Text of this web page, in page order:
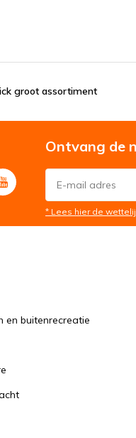
groot assortiment
Ontvang de
* Lees hier de
en buitenrecreatie